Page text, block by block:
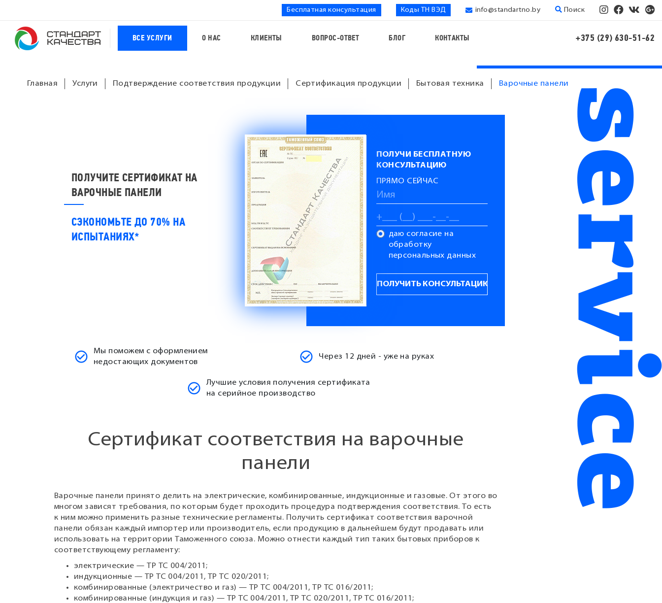
Бесплатная консультация Коды ТН ВЭД info@standartno.by Поиск
ВСЕ УСЛУГИ О НАС КЛИЕНТЫ ВОПРОС-ОТВЕТ БЛОГ КОНТАКТЫ +375 (29) 630-51-62
Главная Услуги Подтверждение соответствия продукции Сертификация продукции Бытовая техника Варочные панели
ПОЛУЧИТЕ СЕРТИФИКАТ НА
ВАРОЧНЫЕ ПАНЕЛИ
СЭКОНОМЬТЕ ДО 70% НА
ИСПЫТАНИЯХ*
ПОЛУЧИ БЕСПЛАТНУЮ
КОНСУЛЬТАЦИЮ
ПРЯМО СЕЙЧАС
даю согласие на
обработку
персональных данных
Мы поможем с оформлением
недостающих документов
Через 12 дней - уже на руках
Лучшие условия получения сертификата
на серийное производство
Сертификат соответствия на варочные
панели
Варочные панели принято делить на электрические, комбинированные, индукционные и газовые. От этого во
многом зависят требования, по которым будет проходить процедура подтверждения соответствия. То есть
к ним можно применить разные технические регламенты. Получить сертификат соответствия варочной
панели обязан каждый импортер или производитель, если продукцию в дальнейшем будут продавать или
использовать на территории Таможенного союза. Можно отнести каждый тип таких бытовых приборов к
соответствующему регламенту:
электрические — ТР ТС 004/2011;
индукционные — ТР ТС 004/2011, ТР ТС 020/2011;
комбинированные (электричество и газ) — ТР ТС 004/2011, ТР ТС 016/2011;
комбинированные (индукция и газ) — ТР ТС 004/2011, ТР ТС 020/2011, ТР ТС 016/2011;